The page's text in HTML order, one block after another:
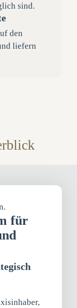
sind.
den
liefern
für